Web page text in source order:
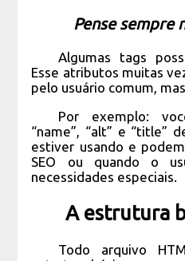
Pense sempre
Algumas tags
Esse atributos muitas
pelo usuário comum,
Por exemplo:
“name”, “alt” e “title”
estiver usando e
SEO ou quando o
necessidades especiais.
A estrutura
Todo arquivo